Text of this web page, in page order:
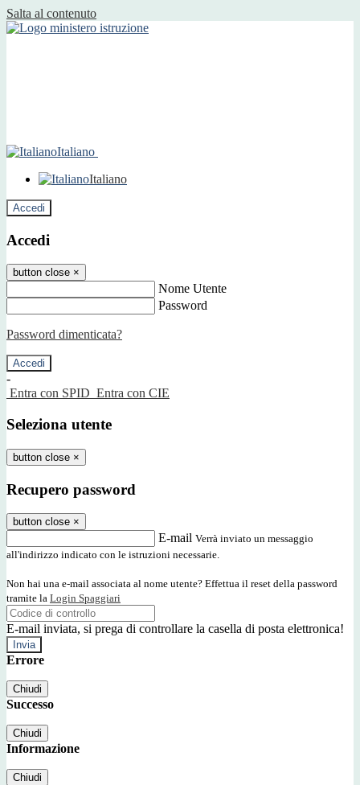
Salta al contenuto
Italiano
Italiano
Accedi
Accedi
button close ×
Nome Utente
Password
Password dimenticata?
-
Entra con SPID Entra con CIE
Seleziona utente
button close ×
Recupero password
button close ×
E-mail Verrà inviato un messaggio
all'indirizzo indicato con le istruzioni necessarie.
Non hai una e-mail associata al nome utente? Effettua il reset della password
tramite la Login Spaggiari
E-mail inviata, si prega di controllare la casella di posta elettronica!
Errore
Chiudi
Successo
Chiudi
Informazione
Chiudi